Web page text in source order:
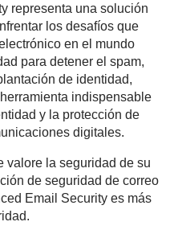
representa una solución
los desafíos que
en el mundo
para detener el spam,
de identidad,
indispensable
y la protección de
digitales.
valore la seguridad de su
de seguridad de correo
Email Security es más